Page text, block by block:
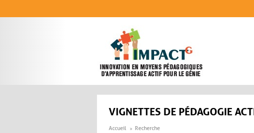
VIGNETTES DE PÉDAGOGIE
Accueil Recherche